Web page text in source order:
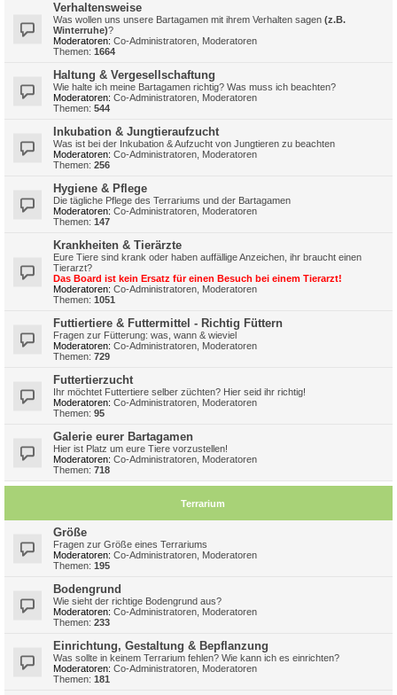
Verhaltensweise
Was wollen uns unsere Bartagamen mit ihrem Verhalten sagen (z.B.
Winterruhe)?
Moderatoren: Co-Administratoren Moderatoren
Themen: 1664
Haltung & Vergesellschaftung
Wie halte ich meine Bartagamen richtig? Was muss ich beachten?
Moderatoren: Co-Administratoren Moderatoren
Themen: 544
Inkubation & Jungtieraufzucht
Was ist bei der Inkubation & Aufzucht von Jungtieren zu beachten
Moderatoren: Co-Administratoren Moderatoren
Themen: 256
Hygiene & Pflege
Die tägliche Pflege des Terrariums und der Bartagamen
Moderatoren: Co-Administratoren Moderatoren
Themen: 147
Krankheiten & Tierärzte
Eure Tiere sind krank oder haben auffällige Anzeichen, ihr braucht einen
Tierarzt?
Das Board ist kein Ersatz für einen Besuch bei einem Tierarzt!
Moderatoren: Co-Administratoren Moderatoren
Themen: 1051
Futtiertiere & Futtermittel - Richtig Füttern
Fragen zur Fütterung: was, wann & wieviel
Moderatoren: Co-Administratoren Moderatoren
Themen: 729
Futtertierzucht
Ihr möchtet Futtertiere selber züchten? Hier seid ihr richtig!
Moderatoren: Co-Administratoren Moderatoren
Themen: 95
Galerie eurer Bartagamen
Hier ist Platz um eure Tiere vorzustellen!
Moderatoren: Co-Administratoren Moderatoren
Themen: 718
Terrarium
Größe
Fragen zur Größe eines Terrariums
Moderatoren: Co-Administratoren Moderatoren
Themen: 195
Bodengrund
Wie sieht der richtige Bodengrund aus?
Moderatoren: Co-Administratoren Moderatoren
Themen: 233
Einrichtung, Gestaltung & Bepflanzung
Was sollte in keinem Terrarium fehlen? Wie kann ich es einrichten?
Moderatoren: Co-Administratoren Moderatoren
Themen: 181